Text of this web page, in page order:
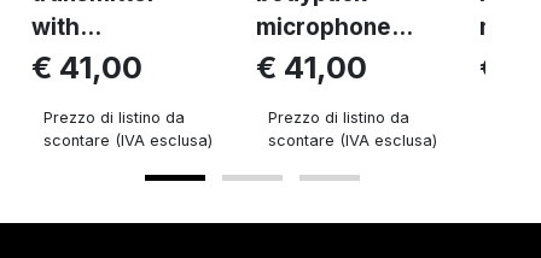
with...
€ 41,00
Prezzo di listino da
scontare (IVA esclusa)
microphone...
€ 41,00
Prezzo di listino da
scontare (IVA esclusa)
€